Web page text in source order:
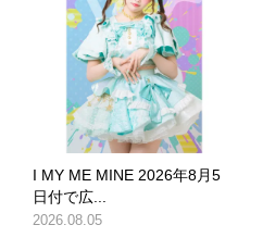
I MY ME MINE 2026年8月5
日付で広...
2026.08.05